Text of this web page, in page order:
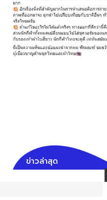
ข่าวล่าสุด